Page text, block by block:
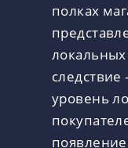
полках
следствие
уровень